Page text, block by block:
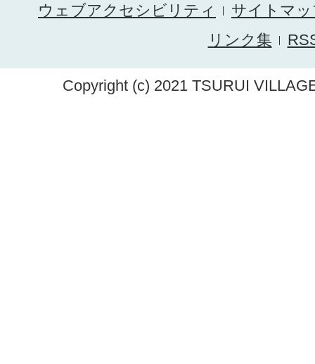
ウェブアクセシビリティ
サイトマ
リンク集
Copyright (c) 2021 TSURUI